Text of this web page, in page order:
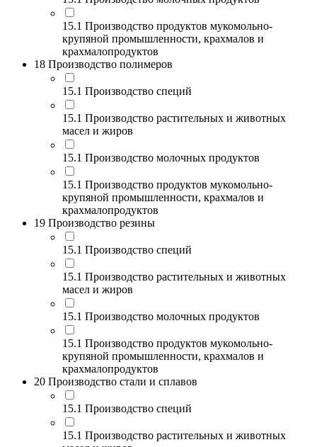
15.1 Производство продуктов мукомольно-
крупяной промышленности, крахмалов и
крахмалопродуктов
18 Производство полимеров
15.1 Производство специй
15.1 Производство растительных и животных
масел и жиров
15.1 Производство молочных продуктов
15.1 Производство продуктов мукомольно-
крупяной промышленности, крахмалов и
крахмалопродуктов
19 Производство резины
15.1 Производство специй
15.1 Производство растительных и животных
масел и жиров
15.1 Производство молочных продуктов
15.1 Производство продуктов мукомольно-
крупяной промышленности, крахмалов и
крахмалопродуктов
20 Производство стали и сплавов
15.1 Производство специй
15.1 Производство растительных и животных